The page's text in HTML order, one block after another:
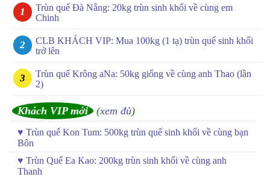
Trùn quế Đà Nẵng: 20kg trùn sinh khối về cùng em
Chinh
CLB KHÁCH VIP: Mua 100kg (1 tạ) trùn quế sinh khối
trở lên
Trùn quế Krông aNa: 50kg giống về cùng anh Thao (lần
2)
Khách VIP mới (xem đủ)
♥ Trùn quế Kon Tum: 500kg trùn quế sinh khối về cùng bạn
Bôn
♥ Trùn Quế Ea Kao: 200kg trùn sinh khối về cùng anh
Thanh